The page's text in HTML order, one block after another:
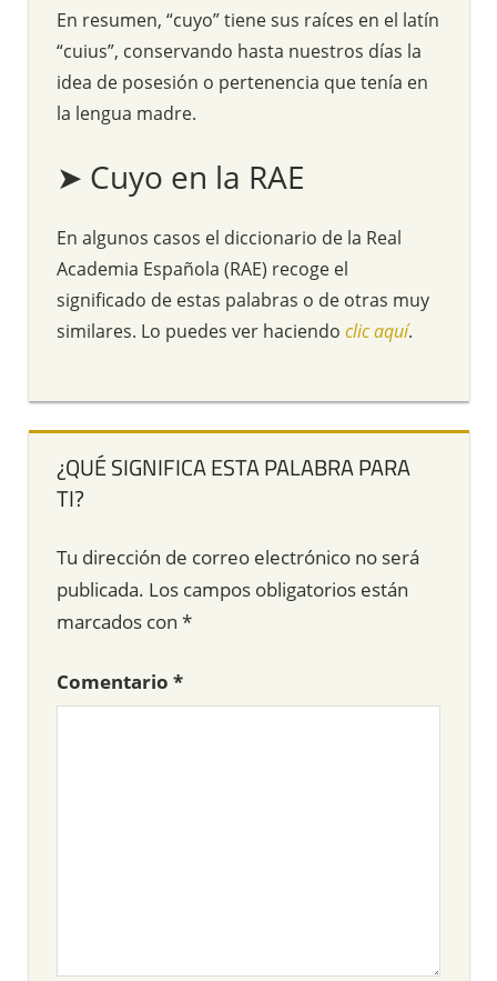
En resumen, “cuyo” tiene sus raíces en el latín
“cuius”, conservando hasta nuestros días la
idea de posesión o pertenencia que tenía en
la lengua madre.
➤ Cuyo en la RAE
En algunos casos el diccionario de la Real
Academia Española (RAE) recoge el
significado de estas palabras o de otras muy
similares. Lo puedes ver haciendo clic aquí.
¿QUÉ SIGNIFICA ESTA PALABRA PARA
TI?
Tu dirección de correo electrónico no será
publicada. Los campos obligatorios están
marcados con *
Comentario *